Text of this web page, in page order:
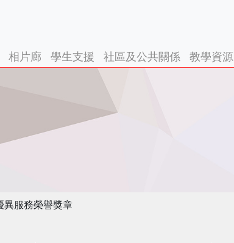
相片廊 學生支援 社區及公共關係 教學資源
異服務榮譽獎章